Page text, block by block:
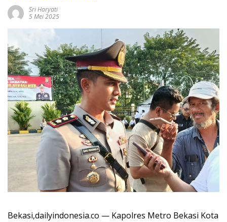
Sri Haryati
5 Mei 2025
Bekasi,dailyindonesia.co — Kapolres Metro Bekasi Kota